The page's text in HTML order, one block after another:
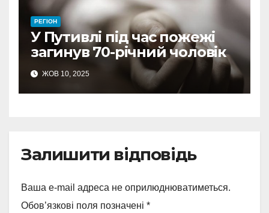
РЕГІОН
У Путивлі під час пожежі
загинув 70-річний чоловік
ЖОВ 10, 2025
Залишити відповідь
Ваша e-mail адреса не оприлюднюватиметься.
Обов’язкові поля позначені *